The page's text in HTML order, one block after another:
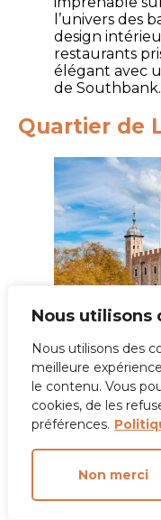
Nous utilisons
Nous utilisons des
meilleure
le contenu. Vous
cookies, de les
préférences.
Non merci
l’univers des
design
restaurants
élégant avec
de Southbank.
Quartier de
Si tu cherchesoù
entouré d’histoire
gratte-ciels
comme laTour de